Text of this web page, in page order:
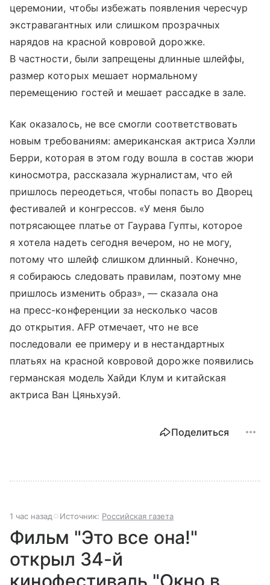
церемонии, чтобы избежать появления чересчур
экстравагантных или слишком прозрачных
нарядов на красной ковровой дорожке.
В частности, были запрещены длинные шлейфы,
размер которых мешает нормальному
перемещению гостей и мешает рассадке в зале.
Как оказалось, не все смогли соответствовать
новым требованиям: американская актриса Хэлли
Берри, которая в этом году вошла в состав жюри
киносмотра, рассказала журналистам, что ей
пришлось переодеться, чтобы попасть во Дворец
фестивалей и конгрессов. «У меня было
потрясающее платье от Гаурава Гупты, которое
я хотела надеть сегодня вечером, но не могу,
потому что шлейф слишком длинный. Конечно,
я собираюсь следовать правилам, поэтому мне
пришлось изменить образ», — сказала она
на пресс-конференции за несколько часов
до открытия. AFP отмечает, что не все
последовали ее примеру и в нестандартных
платьях на красной ковровой дорожке появились
германская модель Хайди Клум и китайская
актриса Ван Цяньхуэй.
Поделиться
1 час назад Источник: Российская газета
Фильм "Это все она!"
открыл 34-й
кинофестиваль "Окно в